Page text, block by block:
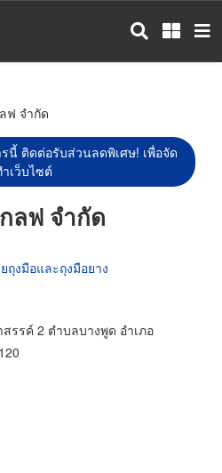
ฟ จำกัด
นี้ ติดต่อรับส่วนลดพิเศษ! เพื่อจัด
เว็บไซต์
ลฟ จำกัด
ถุงมือและถุงมือยาง
รรค์ 2 ตำบลบางพูด อำเภอ